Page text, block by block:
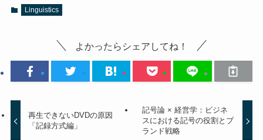
Linguistics
よかったらシェアしてね！
再生できないDVDの原因
「記録方式編」
記号論 × 経営学：ビジネ
スにおける記号の役割とブ
ランド戦略